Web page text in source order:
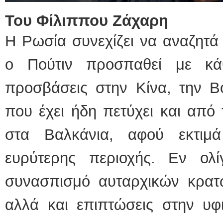
Του Φίλιππου Ζάχαρη
Η Ρωσία συνεχίζει να
ο Πούτιν προσπαθεί με
προσβάσεις στην Κίνα, την
που έχει ήδη πετύχει και από
στα Βαλκάνια, αφού
ευρύτερης περιοχής. Εν
συνασπισμό αυταρχικών
αλλά και επιπτώσεις στην